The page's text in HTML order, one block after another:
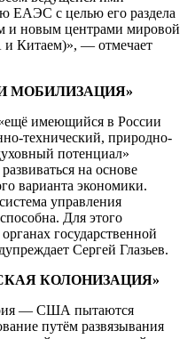
ЕАЭС с целью его раздела
и новым центрами мировой
Китаем)», — отмечает
МОБИЛИЗАЦИЯ»
имеющийся в России
технический, природно-
потенциал»
на основе
варианта экономики.
управления
Для этого
государственной
Сергей Глазьев.
КОЛОНИЗАЦИЯ»
— США пытаются
путём развязывания